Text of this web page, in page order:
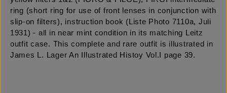
ring (short ring for use of front lenses in conjunction with
slip-on filters), instruction book (Liste Photo 7110a, Juli
1931) - all in near mint condition in its matching Leitz
outfit case. This complete and rare outfit is illustrated in
James L. Lager An Illustrated Histoy Vol.I page 39.